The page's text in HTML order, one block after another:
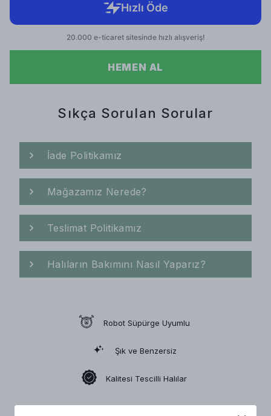
HEMEN AL
Sıkça Sorulan Sorular
İade Politikamız
Mağazamız Nerede?
Teslimat Politikamız
Halıların Bakımını Nasıl Yaparız?
Robot Süpürge Uyumlu
Şık ve Benzersiz
Kalitesi Tescilli Halılar